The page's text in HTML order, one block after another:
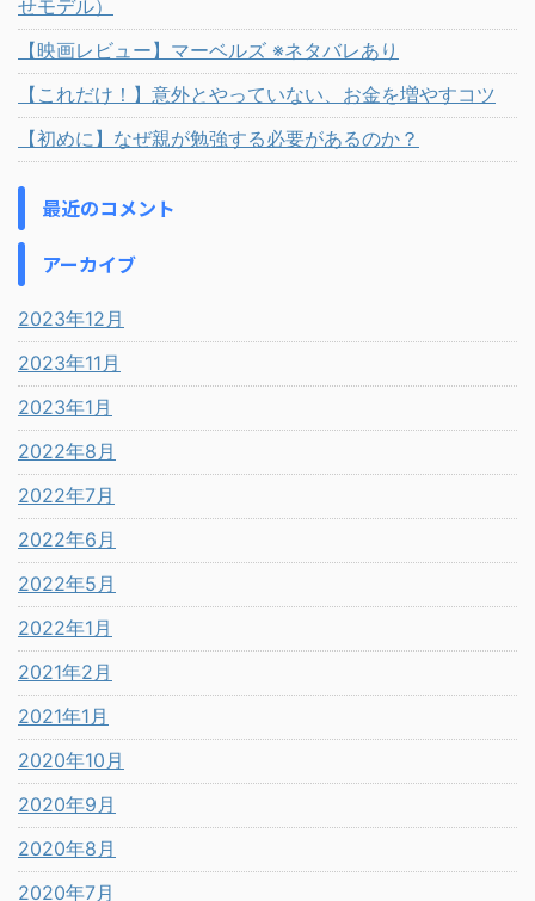
せモデル）
【映画レビュー】マーベルズ ※ネタバレあり
【これだけ！】意外とやっていない、お金を増やすコツ
【初めに】なぜ親が勉強する必要があるのか？
最近のコメント
アーカイブ
2023年12月
2023年11月
2023年1月
2022年8月
2022年7月
2022年6月
2022年5月
2022年1月
2021年2月
2021年1月
2020年10月
2020年9月
2020年8月
2020年7月